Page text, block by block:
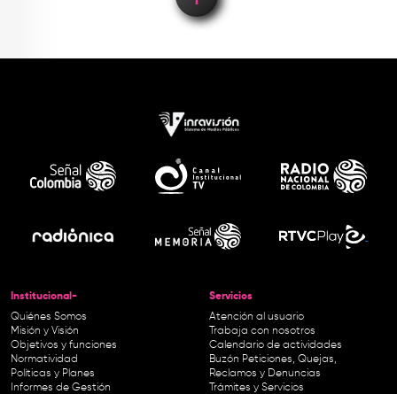
Institucional-
Quiénes Somos
Misión y Visión
Objetivos y funciones
Normatividad
Políticas y Planes
Informes de Gestión
Servicios
Atención al usuario
Trabaja con nosotros
Calendario de actividades
Buzón Peticiones, Quejas,
Reclamos y Denuncias
Trámites y Servicios